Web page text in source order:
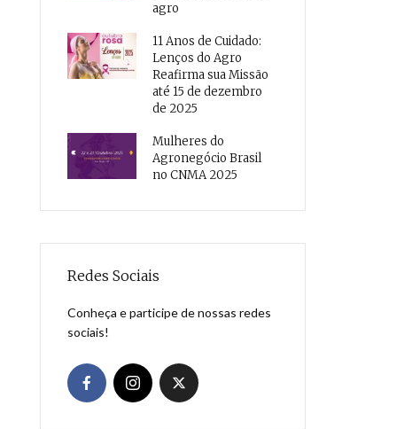
agro
11 Anos de Cuidado:
Lenços do Agro
Reafirma sua Missão
até 15 de dezembro
de 2025
Mulheres do
Agronegócio Brasil
no CNMA 2025
Redes Sociais
Conheça e participe de nossas redes
sociais!